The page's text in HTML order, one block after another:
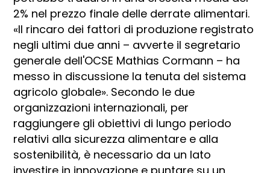
2% nel prezzo finale delle derrate alimentari.
«Il rincaro dei fattori di produzione registrato
negli ultimi due anni – avverte il segretario
generale dell'OCSE Mathias Cormann – ha
messo in discussione la tenuta del sistema
agricolo globale». Secondo le due
organizzazioni internazionali, per
raggiungere gli obiettivi di lungo periodo
relativi alla sicurezza alimentare e alla
sostenibilità, è necessario da un lato